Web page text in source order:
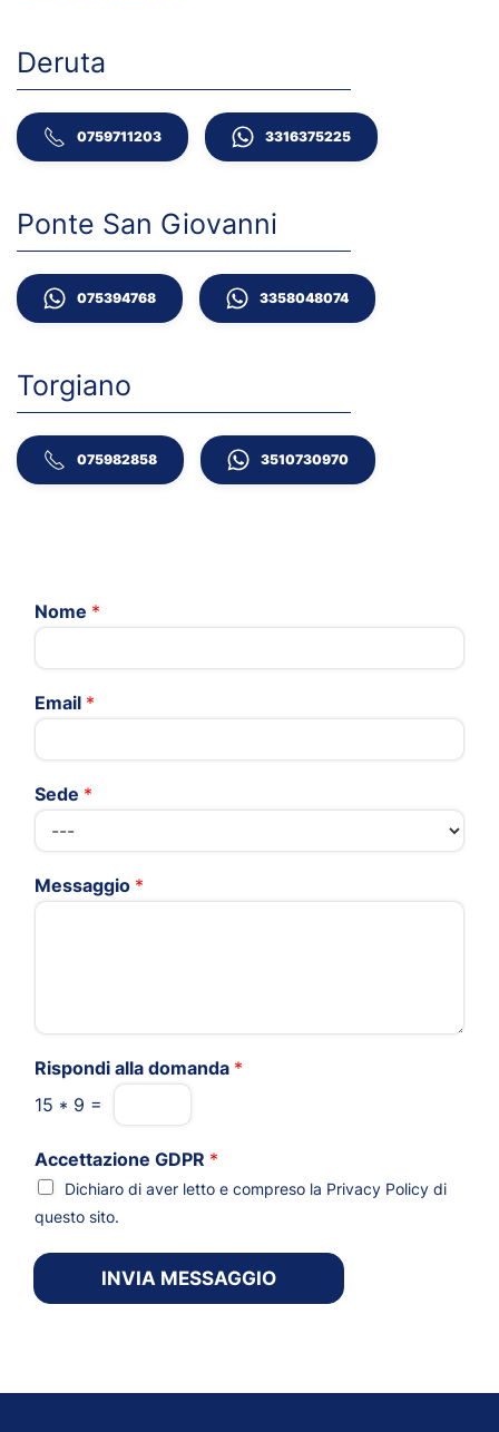
Deruta
0759711203 3316375225
Ponte San Giovanni
075394768 3358048074
Torgiano
075982858 3510730970
Nome *
Email *
Sede *
Messaggio *
Rispondi alla domanda *
15 * 9 =
Accettazione GDPR *
Dichiaro di aver letto e compreso la Privacy Policy di
questo sito.
INVIA MESSAGGIO